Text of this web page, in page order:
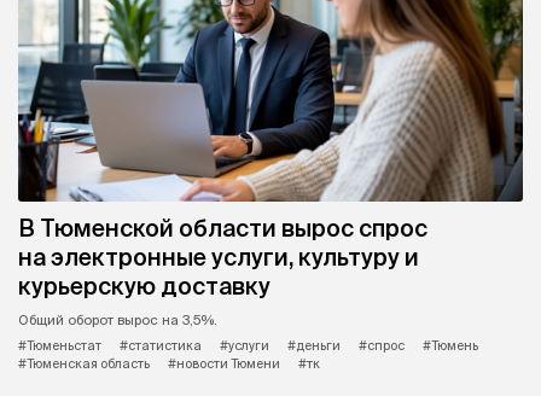
В Тюменской области вырос спрос
на электронные услуги, культуру и
курьерскую доставку
Общий оборот вырос на 3,5%.
#Тюменьстат
#статистика #услуги #деньги #спрос
#Тюмень
#Тюменская область
#новости Тюмени #тк